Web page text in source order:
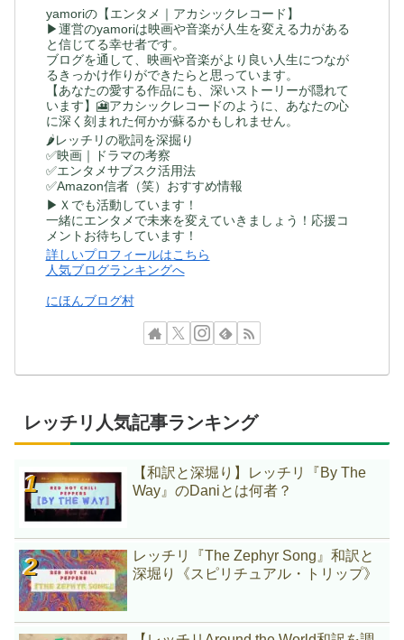
yamoriの【エンタメ｜アカシックレコード】
▶運営のyamoriは映画や音楽が人生を変える力がある
と信じてる幸せ者です。
ブログを通して、映画や音楽がより良い人生につなが
るきっかけ作りができたらと思っています。
【あなたの愛する作品にも、深いストーリーが隠れて
います】🎦アカシックレコードのように、あなたの心
に深く刻まれた何かが蘇るかもしれません。
🌶レッチリの歌詞を深掘り
✅映画｜ドラマの考察
✅エンタメサブスク活用法
✅Amazon信者（笑）おすすめ情報
▶Ｘでも活動しています！
一緒にエンタメで未来を変えていきましょう！応援コ
メントお待ちしています！
詳しいプロフィールはこちら
人気ブログランキングへ
にほんブログ村
レッチリ人気記事ランキング
【和訳と深堀り】レッチリ『By The
Way』のDaniとは何者？
レッチリ『The Zephyr Song』和訳と
深堀り《スピリチュアル・トリップ》